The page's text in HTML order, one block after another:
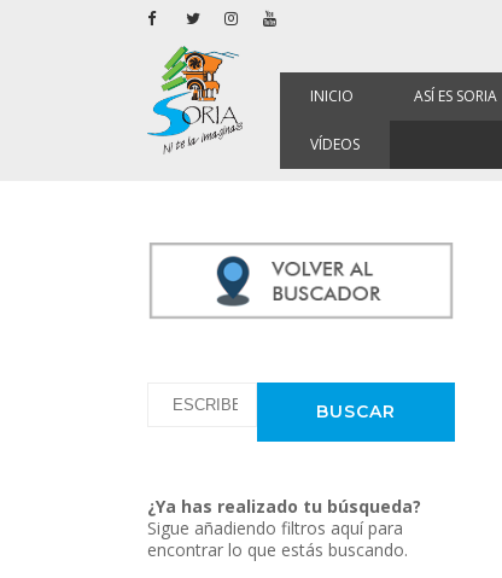
INICIO ASÍ ES SORIA
VÍDEOS
¿Ya has realizado tu búsqueda?
Sigue añadiendo filtros aquí para
encontrar lo que estás buscando.